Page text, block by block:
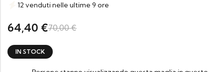
12 venduti nelle ultime 9 ore
64,40 €70,00€
IN STOCK